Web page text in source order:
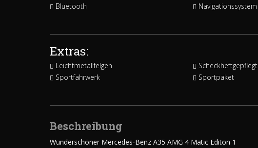
Bluetooth Navigationssystem
Extras:
Leichtmetallfelgen Scheckheftgepflegt
Sportfahrwerk
Sportpaket
Beschreibung
Wunderschöner Mercedes-Benz A35 AMG 4 Matic Editon 1